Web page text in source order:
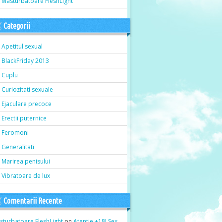
Categorii
Apetitul sexual
BlackFriday 2013
Cuplu
Curiozitati sexuale
Ejaculare precoce
Erectii puternice
Feromoni
Generalitati
Marirea penisului
Vibratoare de lux
Comentarii Recente